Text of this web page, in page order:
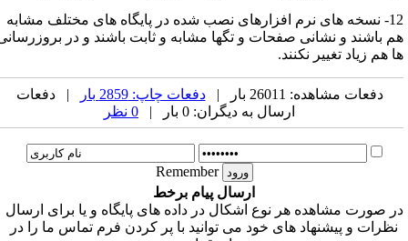
12- نسخه های نرم افزارهای نصب شده در پایگاه های مختلف مشابه
باشند و نشانی صفحات و تگها مشابه و ثابت باشند و در بروزرسانی
هم زیاد تغییر نکنند.
دفعات مشاهده: 26011 بار | دفعات چاپ: 2859 بار
| دفعات
ارسال به دیگران: 0 بار |
Remember
ارسال پیام برخط
صورت مشاهده هر نوع اشکال در داده های پایگاه و یا برای ارسال
نظرات و پیشنهاد های خود می توانید با پر کردن فرم تماس ما را در